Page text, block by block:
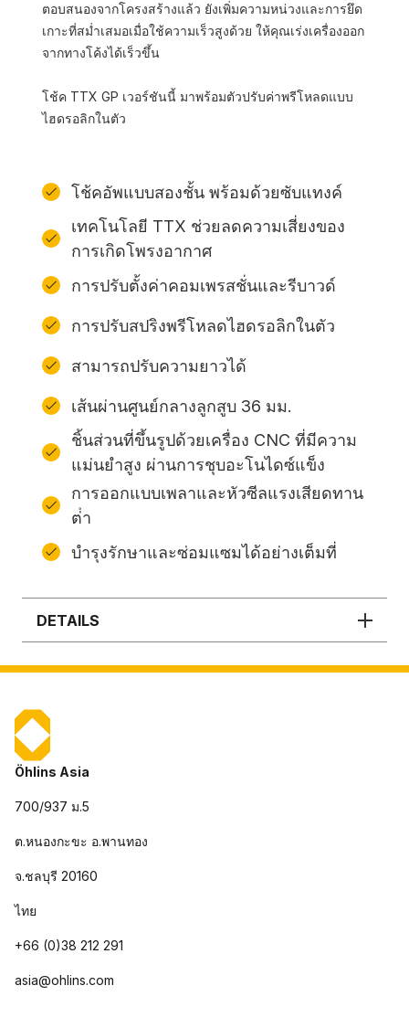
ตอบสนองจากโครงสร้างแล้ว ยังเพิ่มความหน่วงและการยึด
เกาะที่สม่ำเสมอเมื่อใช้ความเร็วสูงด้วย ให้คุณเร่งเครื่องออก
จากทางโค้งได้เร็วขึ้น
โช้ค TTX GP เวอร์ชันนี้ มาพร้อมตัวปรับค่าพรีโหลดแบบ
ไฮดรอลิกในตัว
โช้คอัพแบบสองชั้น พร้อมด้วยซับแทงค์
เทคโนโลยี TTX ช่วยลดความเสี่ยงของ
การเกิดโพรงอากาศ
การปรับตั้งค่าคอมเพรสชั่นและรีบาวด์
การปรับสปริงพรีโหลดไฮดรอลิกในตัว
สามารถปรับความยาวได้
เส้นผ่านศูนย์กลางลูกสูบ 36 มม.
ชิ้นส่วนที่ขึ้นรูปด้วยเครื่อง CNC ที่มีความ
แม่นยำสูง ผ่านการชุบอะโนไดซ์แข็ง
การออกแบบเพลาและหัวซีลแรงเสียดทาน
ต่ํา
บํารุงรักษาและซ่อมแซมได้อย่างเต็มที่
DETAILS
Öhlins Asia
700/937 ม.5
ต.หนองกะขะ อ.พานทอง
จ.ชลบุรี 20160
ไทย
+66 (0)38 212 291
asia@ohlins.com